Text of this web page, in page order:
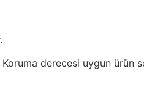
derecesi uygun ürün